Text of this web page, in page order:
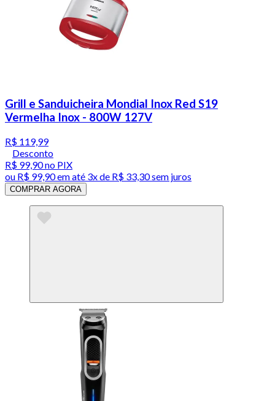
Grill e Sanduicheira Mondial Inox Red S19
Vermelha Inox - 800W 127V
R$ 119,99
Desconto
R$ 99,90no PIX
ou R$ 99,90em até 3x de R$ 33,30 sem juros
COMPRAR AGORA